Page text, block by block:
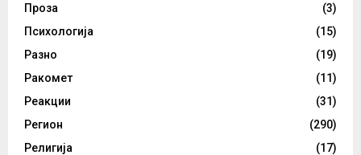
Проза
(3)
Психологија
(15)
Разно
(19)
Ракомет
(11)
Реакции
(31)
Регион
(290)
Религија
(17)